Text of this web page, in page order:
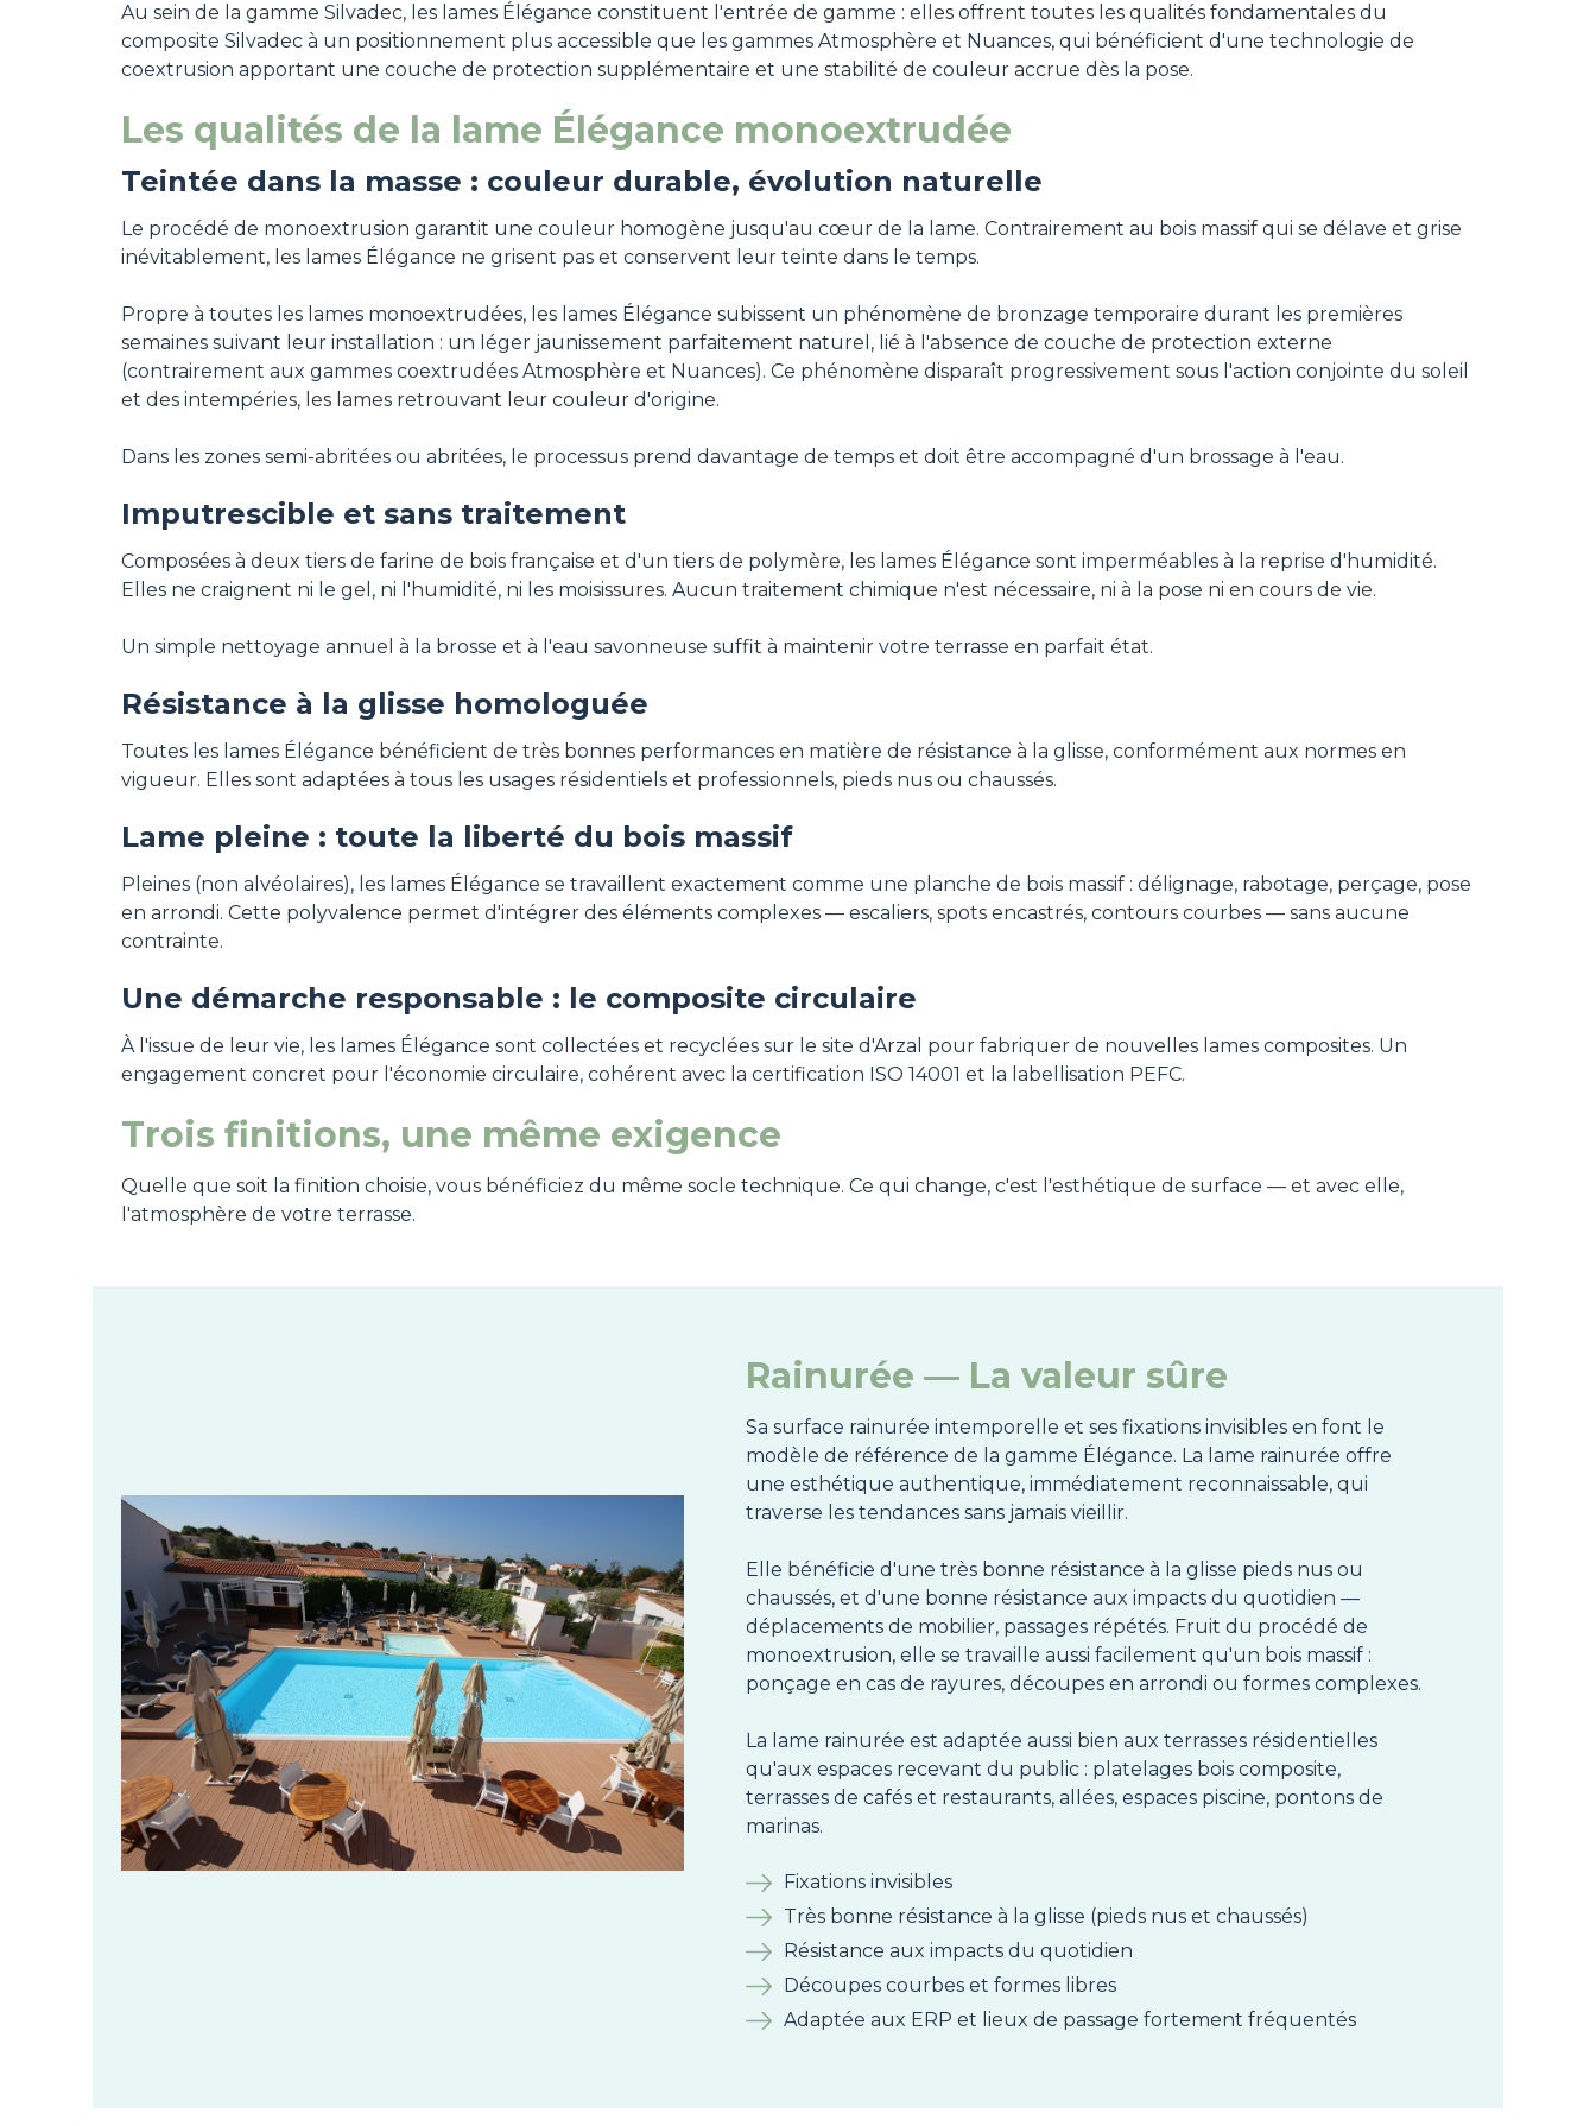
Au sein de la gamme Silvadec, les lames Élégance constituent l'entrée de gamme : elles offrent toutes les qualités fondamentales du
composite Silvadec à un positionnement plus accessible que les gammes Atmosphère et Nuances, qui bénéficient d'une technologie de
coextrusion apportant une couche de protection supplémentaire et une stabilité de couleur accrue dès la pose.
Les qualités de la lame Élégance monoextrudée
Teintée dans la masse : couleur durable, évolution naturelle
Le procédé de monoextrusion garantit une couleur homogène jusqu'au cœur de la lame. Contrairement au bois massif qui se délave et grise
inévitablement, les lames Élégance ne grisent pas et conservent leur teinte dans le temps.
Propre à toutes les lames monoextrudées, les lames Élégance subissent un phénomène de bronzage temporaire durant les premières
semaines suivant leur installation : un léger jaunissement parfaitement naturel, lié à l'absence de couche de protection externe
(contrairement aux gammes coextrudées Atmosphère et Nuances). Ce phénomène disparaît progressivement sous l'action conjointe du soleil
et des intempéries, les lames retrouvant leur couleur d'origine.
Dans les zones semi-abritées ou abritées, le processus prend davantage de temps et doit être accompagné d'un brossage à l'eau.
Imputrescible et sans traitement
Composées à deux tiers de farine de bois française et d'un tiers de polymère, les lames Élégance sont imperméables à la reprise d'humidité.
Elles ne craignent ni le gel, ni l'humidité, ni les moisissures. Aucun traitement chimique n'est nécessaire, ni à la pose ni en cours de vie.
Un simple nettoyage annuel à la brosse et à l'eau savonneuse suffit à maintenir votre terrasse en parfait état.
Résistance à la glisse homologuée
Toutes les lames Élégance bénéficient de très bonnes performances en matière de résistance à la glisse, conformément aux normes en
vigueur. Elles sont adaptées à tous les usages résidentiels et professionnels, pieds nus ou chaussés.
Lame pleine : toute la liberté du bois massif
Pleines (non alvéolaires), les lames Élégance se travaillent exactement comme une planche de bois massif : délignage, rabotage, perçage, pose
en arrondi. Cette polyvalence permet d'intégrer des éléments complexes — escaliers, spots encastrés, contours courbes — sans aucune
contrainte.
Une démarche responsable : le composite circulaire
À l'issue de leur vie, les lames Élégance sont collectées et recyclées sur le site d'Arzal pour fabriquer de nouvelles lames composites. Un
engagement concret pour l'économie circulaire, cohérent avec la certification ISO 14001 et la labellisation PEFC.
Trois finitions, une même exigence
Quelle que soit la finition choisie, vous bénéficiez du même socle technique. Ce qui change, c'est l'esthétique de surface — et avec elle,
l'atmosphère de votre terrasse.
Image
Rainurée — La valeur sûre
Sa surface rainurée intemporelle et ses fixations invisibles en font le
modèle de référence de la gamme Élégance. La lame rainurée offre
une esthétique authentique, immédiatement reconnaissable, qui
traverse les tendances sans jamais vieillir.
Elle bénéficie d'une très bonne résistance à la glisse pieds nus ou
chaussés, et d'une bonne résistance aux impacts du quotidien —
déplacements de mobilier, passages répétés. Fruit du procédé de
monoextrusion, elle se travaille aussi facilement qu'un bois massif :
ponçage en cas de rayures, découpes en arrondi ou formes complexes.
La lame rainurée est adaptée aussi bien aux terrasses résidentielles
qu'aux espaces recevant du public : platelages bois composite,
terrasses de cafés et restaurants, allées, espaces piscine, pontons de
marinas.
Fixations invisibles
Très bonne résistance à la glisse (pieds nus et chaussés)
Résistance aux impacts du quotidien
Découpes courbes et formes libres
Adaptée aux ERP et lieux de passage fortement fréquentés